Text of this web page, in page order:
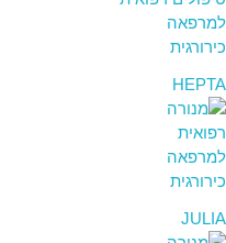
HEPTA
JULIA